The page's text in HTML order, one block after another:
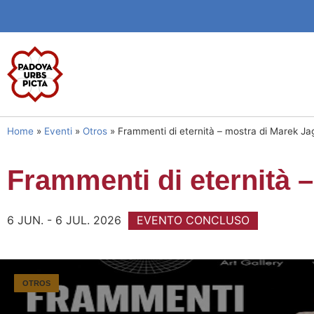
Home » Eventi » Otros » Frammenti di eternità – mostra di Marek
Frammenti di eternità
6 JUN. - 6 JUL. 2026 EVENTO CONCLUSO
OTROS